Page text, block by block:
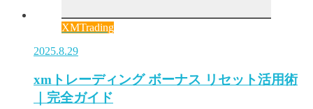
XMTrading
2025.8.29
xmトレーディング ボーナス リセット活用術
｜完全ガイド